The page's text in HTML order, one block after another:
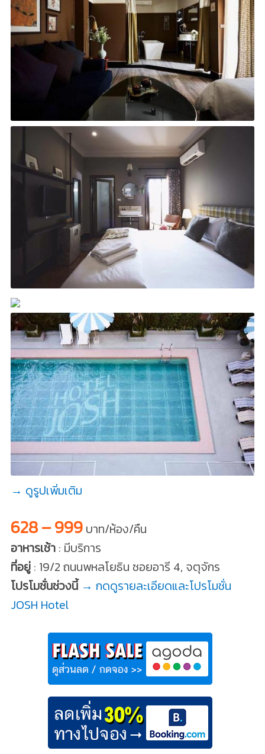
→ ดูรูปเพิ่มเติม
628 – 999บาท/ห้อง/คืน
อาหารเช้า: มีบริการ
ที่อยู่: 19/2 ถนนพหลโยธิน ซอยอารี 4, จตุจักร
โปรโมชั่นช่วงนี้ → กดดูรายละเอียดและโปรโมชั่น
JOSH Hotel